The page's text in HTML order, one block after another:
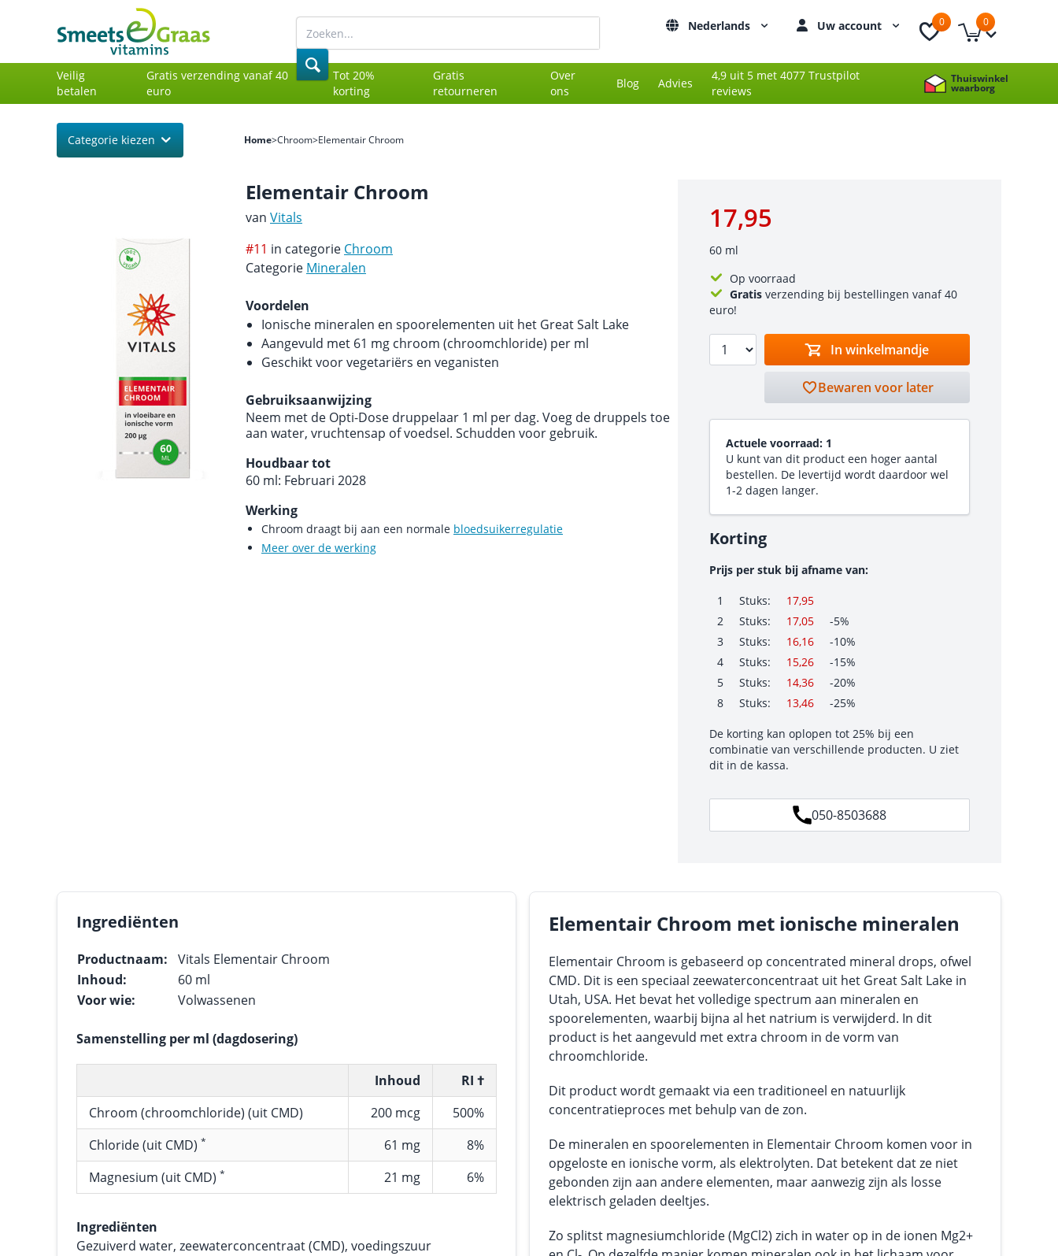
Nederlands Uw account 0 0
Veilig
betalen
Gratis verzending vanaf 40
euro
Tot 20%
korting
Gratis
retourneren
Over
ons
Blog Advies
4,9 uit 5 met 4077 Trustpilot
reviews
Thuiswinkel
waarborg
Categorie kiezen Home>Chroom>Elementair Chroom
Elementair Chroom
van Vitals
#11 in categorie Chroom
Categorie Mineralen
Voordelen
Ionische mineralen en spoorelementen uit het Great Salt Lake
Aangevuld met 61 mg chroom (chroomchloride) per ml
Geschikt voor vegetariërs en veganisten
Gebruiksaanwijzing
Neem met de Opti-Dose druppelaar 1 ml per dag. Voeg de druppels toe
aan water, vruchtensap of voedsel. Schudden voor gebruik.
Houdbaar tot
60 ml: Februari 2028
Werking
Chroom draagt bij aan een normale bloedsuikerregulatie
Meer over de werking
17,95
60 ml
Op voorraad
Gratis verzending bij bestellingen vanaf 40
euro!
In winkelmandje
Bewaren voor later
Actuele voorraad: 1
U kunt van dit product een hoger aantal
bestellen. De levertijd wordt daardoor wel
1-2 dagen langer.
Korting
Prijs per stuk bij afname van:
1 Stuks:
17,95
2
Stuks: 17,05
-5%
3
Stuks: 16,16
-10%
4
Stuks: 15,26
-15%
5
Stuks: 14,36
-20%
8
Stuks: 13,46 -25%
De korting kan oplopen tot 25% bij een
combinatie van verschillende producten. U ziet
dit in de kassa.
050-8503688
Ingrediënten
Productnaam:
Vitals Elementair Chroom
Inhoud:
60 ml
Voor wie:
Volwassenen
Samenstelling per ml (dagdosering)
Inhoud
RI †
Chroom (chroomchloride) (uit CMD)
200 mcg
500%
Chloride (uit CMD) * 61 mg
8%
Magnesium (uit CMD) * 21 mg 6%
Ingrediënten
Gezuiverd water, zeewaterconcentraat (CMD), voedingszuur
Elementair Chroom met ionische mineralen
Elementair Chroom is gebaseerd op concentrated mineral drops, ofwel
CMD. Dit is een speciaal zeewaterconcentraat uit het Great Salt Lake in
Utah, USA. Het bevat het volledige spectrum aan mineralen en
spoorelementen, waarbij bijna al het natrium is verwijderd. In dit
product is het aangevuld met extra chroom in de vorm van
chroomchloride.
Dit product wordt gemaakt via een traditioneel en natuurlijk
concentratieproces met behulp van de zon.
De mineralen en spoorelementen in Elementair Chroom komen voor in
opgeloste en ionische vorm, als elektrolyten. Dat betekent dat ze niet
gebonden zijn aan andere elementen, maar aanwezig zijn als losse
elektrisch geladen deeltjes.
Zo splitst magnesiumchloride (MgCl2) zich in water op in de ionen Mg2+